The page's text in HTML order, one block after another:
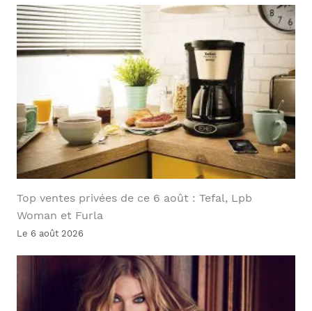
Top ventes privées de ce 6 août : Tefal, Lpb
Woman et Furla
Le 6 août 2026